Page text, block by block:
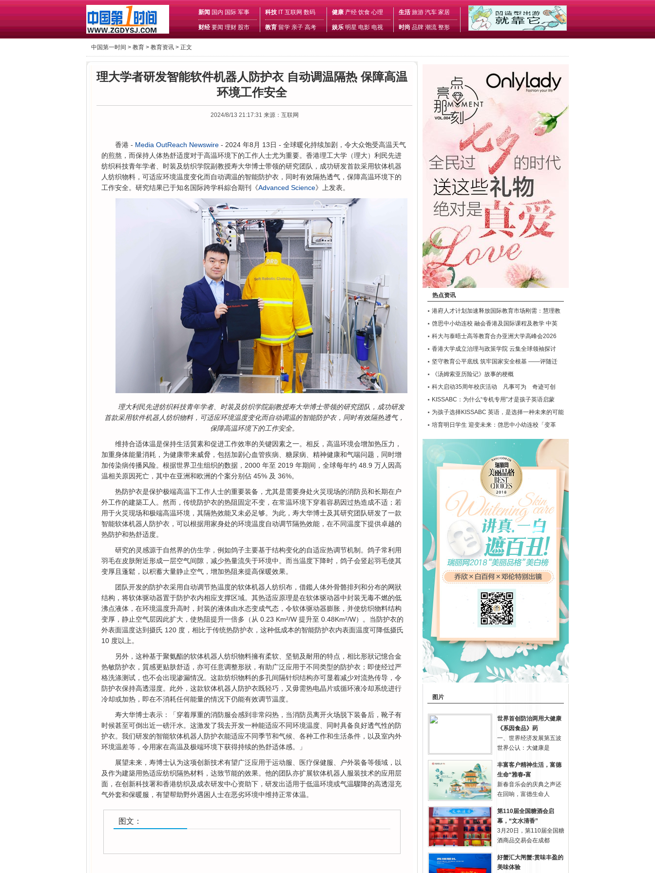
新闻 国内 国际 军事
财经 要闻 理财 股市
科技 IT 互联网 数码
教育 留学 亲子 高考
健康 产经 饮食 心理
娱乐 明星 电影 电视
生活 旅游 汽车 家居
时尚 品牌 潮流 整形
中国第一时间 > 教育 > 教育资讯 > 正文
理大学者研发智能软件机器人防护衣 自动调温隔热 保障高温
环境工作安全
2024/8/13 21:17:31 来源：互联网
香港 - Media OutReach Newswire - 2024 年8月 13日 - 全球暖化持续加剧，令大众饱受高温天气
的煎熬，而保持人体热舒适度对于高温环境下的工作人士尤为重要。香港理工大学（理大）利民先进
纺织科技青年学者、时装及纺织学院副教授寿大华博士带领的研究团队，成功研发首款采用软体机器
人纺织物料，可适应环境温度变化而自动调温的智能防护衣，同时有效隔热透气，保障高温环境下的
工作安全。研究结果已于知名国际跨学科綜合期刊《Advanced Science》上发表。
理大利民先进纺织科技青年学者、时装及纺织学院副教授寿大华博士带领的研究团队，成功研发
首款采用软件机器人纺织物料，可适应环境温度变化而自动调温的智能防护衣，同时有效隔热透气，
保障高温环境下的工作安全。
维持合适体温是保持生活質素和促进工作效率的关键因素之一。相反，高温环境会增加热压力，
加重身体能量消耗，为健康带来威脅，包括加剧心血管疾病、糖尿病、精神健康和气喘问题，同时增
加传染病传播风险。根据世界卫生组织的数据，2000 年至 2019 年期间，全球每年约 48.9 万人因高
温相关原因死亡，其中在亚洲和欧洲的个案分别佔 45% 及 36%。
热防护衣是保护极端高温下工作人士的重要装备，尤其是需要身处火災现场的消防员和长期在户
外工作的建築工人。然而，传统防护衣的热阻固定不变，在常温环境下穿着容易因过热造成不适；若
用于火災现场和极端高温环境，其隔热效能又未必足够。为此，寿大华博士及其研究团队研发了一款
智能软体机器人防护衣，可以根据用家身处的环境温度自动调节隔热效能，在不同温度下提供卓越的
热防护和热舒适度。
研究的灵感源于自然界的仿生学，例如鸽子主要基于结构变化的自适应热调节机制。鸽子常利用
羽毛在皮肤附近形成一层空气间隙，减少热量流失于环境中。而当温度下降时，鸽子会竖起羽毛使其
变厚且蓬鬆，以积蓄大量静止空气，增加热阻来提高保暖效果。
团队开发的防护衣采用自动调节热温度的软体机器人纺织布，借鑑人体外骨骼排列和分布的网狀
结构，将软体驱动器置于防护衣内相应支撑区域。其热适应原理是在软体驱动器中封装无毒不燃的低
沸点液体，在环境温度升高时，封装的液体由水态变成气态，令软体驱动器膨胀，并使纺织物料结构
变厚，静止空气层因此扩大，使热阻提升一倍多（从 0.23 Km²/W 提升至 0.48Km²/W）。当防护衣的
外表面温度达到摄氏 120 度，相比于传统热防护衣，这种低成本的智能防护衣内表面温度可降低摄氏
10 度以上。
另外，这种基于聚氨酯的软体机器人纺织物料擁有柔软、坚韧及耐用的特点，相比形狀记憶合金
热敏防护衣，質感更贴肤舒适，亦可任意调整形狀，有助广泛应用于不同类型的防护衣；即使经过严
格洗涤测试，也不会出现渗漏情况。这款纺织物料的多孔间隔针织结构亦可显着减少对流热传导，令
防护衣保持高透湿度。此外，这款软体机器人防护衣既轻巧，又毋需热电晶片或循环液冷却系统进行
冷却或加热，即在不消耗任何能量的情况下仍能有效调节温度。
寿大华博士表示：「穿着厚重的消防服会感到非常闷热，当消防员离开火场脱下装备后，靴子有
时候甚至可倒出近一磅汗水。这激发了我去开发一种能适应不同环境温度、同时具备良好透气性的防
护衣。我们研发的智能软体机器人防护衣能适应不同季节和气候、各种工作和生活条件，以及室内外
环境温差等，令用家在高温及极端环境下获得持续的热舒适体感。」
展望未来，寿博士认为这项创新技术有望广泛应用于运动服、医疗保健服、户外装备等领域，以
及作为建築用热适应纺织隔热材料，达致节能的效果。他的团队亦扩展软体机器人服装技术的应用层
面，在创新科技署和香港纺织及成衣研发中心资助下，研发出适用于低温环境或气温驟降的高透湿充
气外套和保暖服，有望帮助野外遇困人士在恶劣环境中维持正常体温。
图文：
热点资讯
港府人才计划加速释放国际教育市场刚需：慧理教
啓思中小幼连校 融会香港及国际课程及教学 中英
科大与泰晤士高等教育合办亚洲大学高峰会2026
香港大学成立治理与政策学院 云集全球领袖探讨
坚守教育公平底线 筑牢国家安全根基 ——评随迁
《汤姆索亚历险记》故事的梗概
科大启动35周年校庆活动 凡事可为 奇迹可创
KISSABC：为什么“专机专用”才是孩子英语启蒙
为孩子选择KISSABC 英语，是选择一种未来的可能
培育明日学生 迎变未来：啓思中小幼连校「变革
图片
世界首创防治两用大健康
《系因食品》药
一、世界经济发展第五波
世界公认：大健康是
丰富客户精神生活，富德
生命“雅春•富
新春音乐会的庆典之声还
在回响，富德生命人
第110届全国糖酒会启
幕，“文水清香”
3月20日，第110届全国糖
酒商品交易会在成都
好蟹汇大闸蟹:赏味丰盈的
美味体验